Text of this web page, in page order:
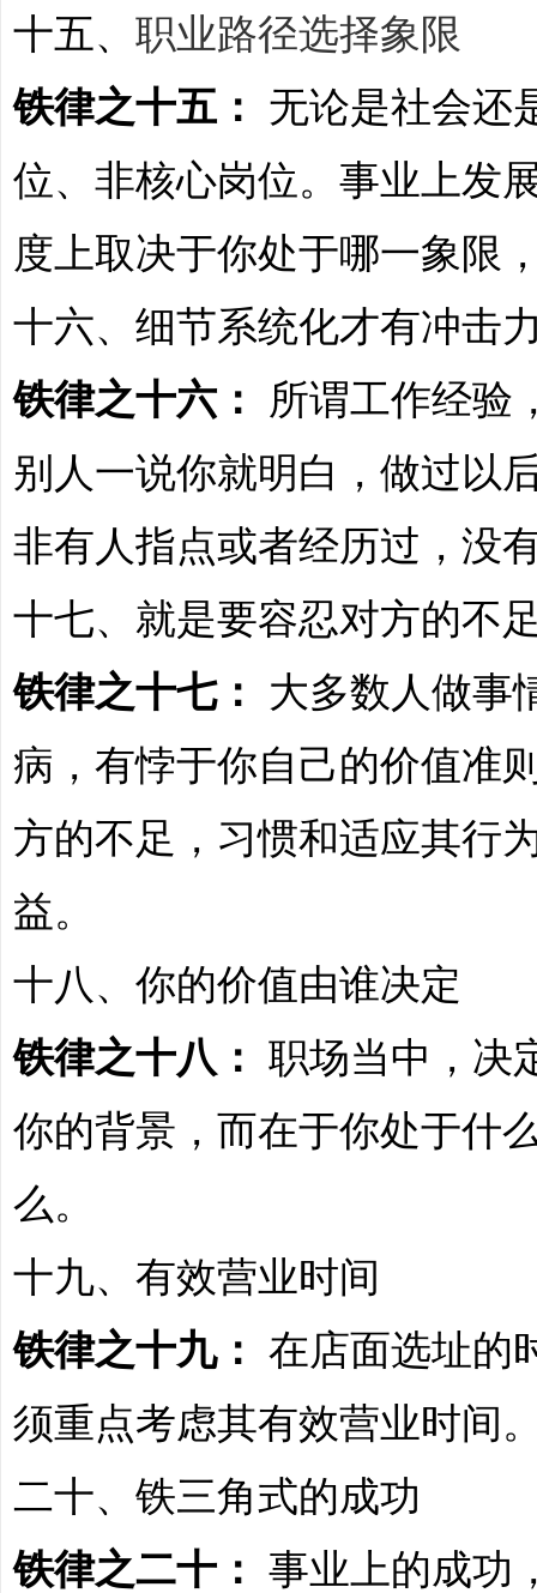
十五、 职业路径选择象限
铁律之十五：
无论是社会还
位、非核心岗位。事业上发
度上取决于你处于哪一象限
十六、细节系统化才有冲击
铁律之十六：
所谓工作经验
别人一说你就明白，做过以
非有人指点或者经历过，没
十七、就是要容忍对方的不
铁律之十七：
大多数人做事
病，有悖于你自己的价值准
方的不足，习惯和适应其行
益。
十八、你的价值由谁决定
铁律之十八： 职场当中，决
你的背景，而在于你处于什
么。
十九、有效营业时间
铁律之十九： 在店面选址的
须重点考虑其有效营业时间
二十、铁三角式的成功
铁律之二十： 事业上的成功